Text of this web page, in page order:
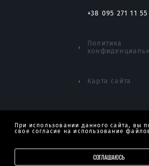
+38 095 271 11 55
Политика
Карта сайта
©2026Capital Towers. Все права
При использовании данного сайта, вы
свое согласие на использование
СОГЛАШАЮСЬ